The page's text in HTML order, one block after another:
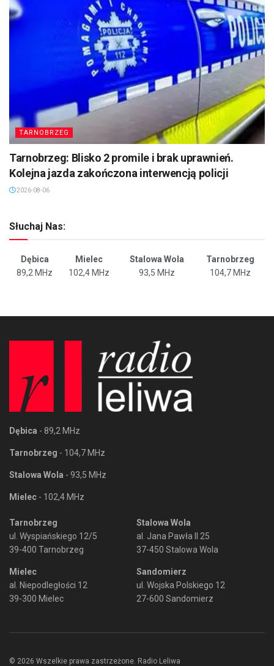
TARNOBRZEG
Tarnobrzeg: Blisko 2 promile i brak uprawnień.
Kolejna jazda zakończona interwencją policji
2026-08-06
Słuchaj Nas:
Dębica Mielec Stalowa Wola
Tarnobrzeg
89,2 MHz
102,4 MHz 93,5 MHz 104,7 MHz
Dębica - 89,2 MHz
Tarnobrzeg - 104,7 MHz
Stalowa Wola - 93,5 MHz
Mielec - 102,4 MHz
Tarnobrzeg
ul. Wyspiańskiego 12/5
39-400 Tarnobrzeg
Mielec
al. Niepodległości 12
39-300 Mielec
Stalowa Wola
al. Jana Pawła II 25
37-450 Stalowa Wola
Sandomierz
ul. Wojska Polskiego 12
27-600 Sandomierz
© 2026 Wszelkie prawa zastrzeżone. Radio Leliwa